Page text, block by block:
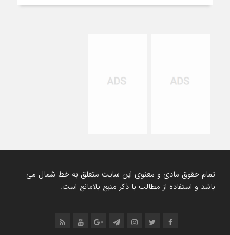
تمام حقوق مادی و معنوی این سایت متعلق به خط شمال می
باشد و استفاده از مطالب با ذکر منبع بلامانع است.